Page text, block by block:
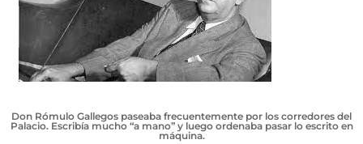
Don Rómulo Gallegos paseaba frecuentemente por los corredores del
Palacio. Escribía mucho “a mano” y luego ordenaba pasar lo escrito en
máquina.